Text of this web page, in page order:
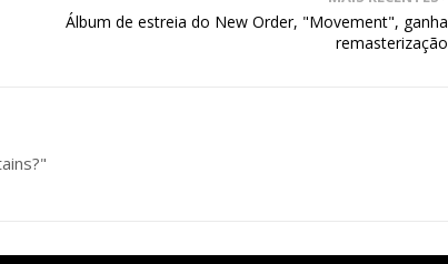
Álbum de estreia do New Order, "Movement", ganha
remasterização